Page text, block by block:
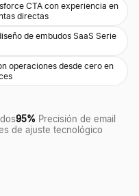
CTA con experiencia en
directas
de embudos SaaS Serie
operaciones desde cero en
95% Precisión de email
de ajuste tecnológico